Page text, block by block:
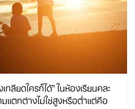
กลียดใครก็ได้” ในห้องเรียนคละ
ตกต่างไม่ใช่สูงหรือต่ำแต่คือ